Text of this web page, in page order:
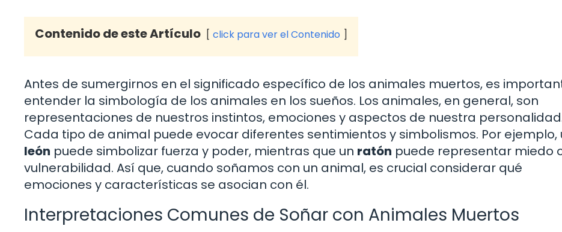
Contenido de este Artículo click para ver el Contenido
Antes de sumergirnos en el significado específico de los animales muertos, es
entender la simbología de los animales en los sueños. Los animales, en general, son
representaciones de nuestros instintos, emociones y aspectos de nuestra
Cada tipo de animal puede evocar diferentes sentimientos y simbolismos. Por ejemplo,
león puede simbolizar fuerza y poder, mientras que un ratón puede representar miedo
vulnerabilidad. Así que, cuando soñamos con un animal, es crucial considerar qué
emociones y características se asocian con él.
Interpretaciones Comunes de Soñar con Animales Muertos